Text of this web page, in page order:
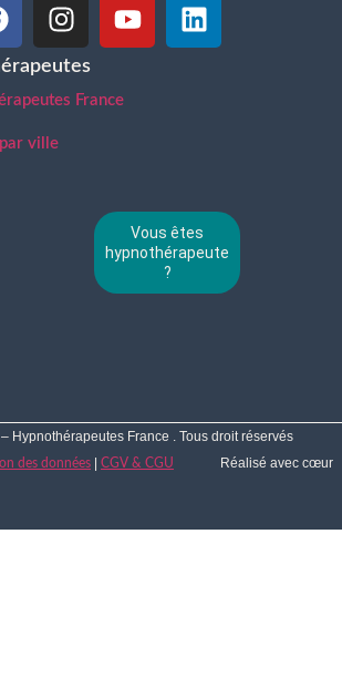
France
ville
Vous êtes
hypnothérapeute
?
– Hypnothérapeutes France . Tous droit réservés
des données CGV & CGU
Réalisé avec cœur